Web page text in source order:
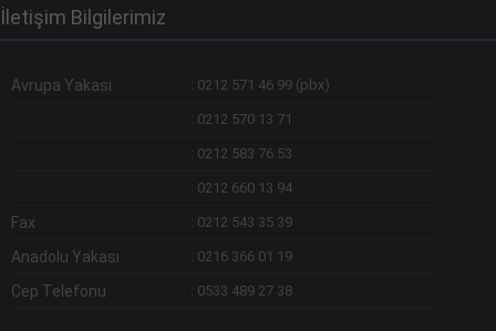
İletişim Bilgilerimiz
Avrupa Yakası : 0212 571 46 99 (pbx)
: 0212 570 13 71
: 0212 583 76 53
: 0212 660 13 94
Fax : 0212 543 35 39
Anadolu Yakası : 0216 366 01 19
Cep Telefonu : 0533 489 27 38
Devamını Gör